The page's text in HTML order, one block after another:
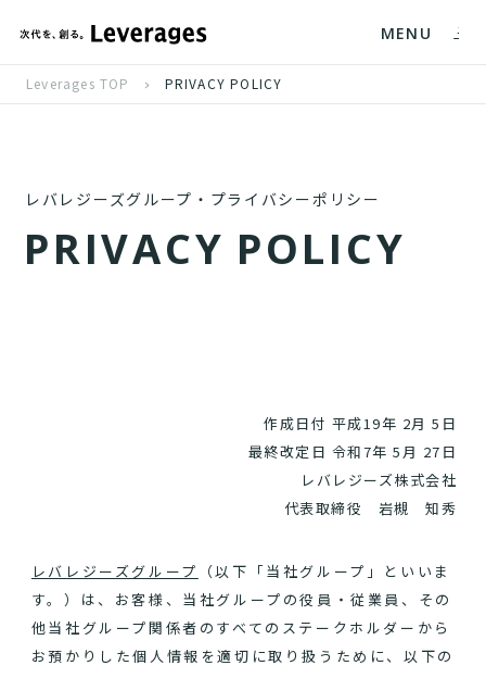
MENU
Leverages TOP PRIVACY POLICY
レバレジーズグループ・プライバシーポリシー
PRIVACY POLICY
作成日付 平成19年 2月 5日
最終改定日 令和7年 5月 27日
レバレジーズ株式会社
代表取締役 岩槻 知秀
レバレジーズグループ
（以下「当社グループ」といいま
す。）は、お客様、当社グループの役員・従業員、その
他当社グループ関係者のすべてのステークホルダーから
お預かりした個人情報を適切に取り扱うために、以下の